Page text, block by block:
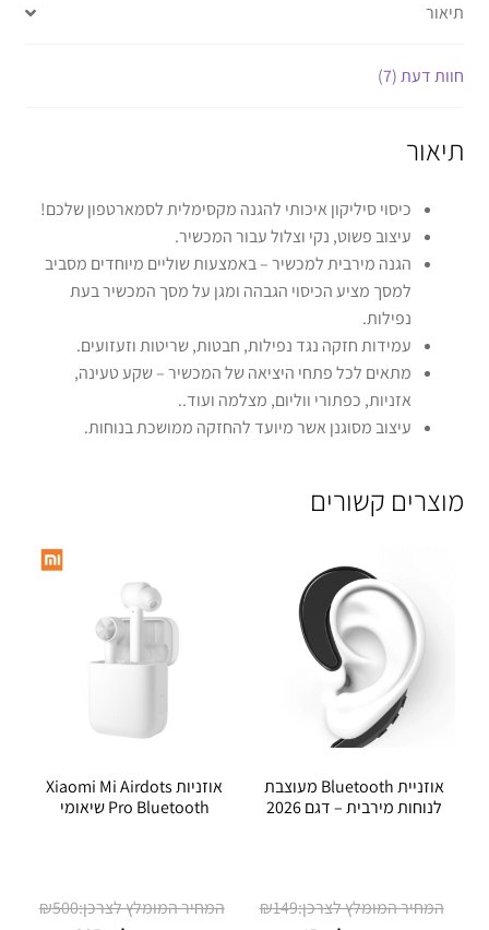
תיאור
חוות דעת (7)
תיאור
כיסוי סיליקון איכותי להגנה מקסימלית לסמארטפון שלכם!
עיצוב פשוט, נקי וצלול עבור המכשיר.
הגנה מירבית למכשיר – באמצעות שוליים מיוחדים מסביב
למסך מציע הכיסוי הגבהה ומגן על מסך המכשיר בעת
נפילות.
עמידות חזקה נגד נפילות, חבטות, שריטות וזעזועים.
מתאים לכל פתחי היציאה של המכשיר – שקע טעינה,
אזניות, כפתורי ווליום, מצלמה ועוד..
עיצוב מסוגנן אשר מיועד להחזקה ממושכת בנוחות.
מוצרים קשורים
אוזניית Bluetooth מעוצבת
לנוחות מירבית – דגם 2026
₪149 המחיר
אוזניות Xiaomi Mi Airdots
Pro Bluetooth שיאומי
₪500